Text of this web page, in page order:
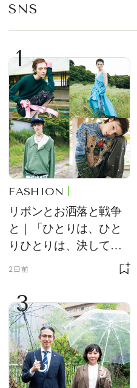
SNS
1
FASHION
リボンとお洒落と戦争
と｜「ひとりは、ひと
りひとりは、決して無
力ではない。」小林エ
2日前
3